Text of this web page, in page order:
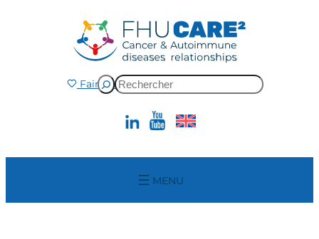
Faire un don Rechercher